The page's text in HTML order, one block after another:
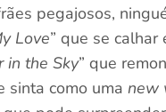
pegajosos,
Love” que se
in the Sky” que
sinta como umanew